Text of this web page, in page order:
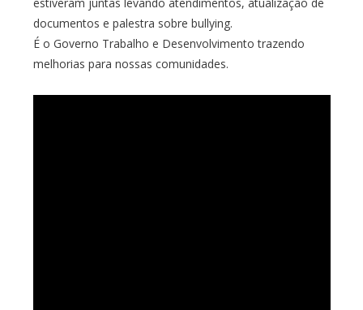
documentos e palestra sobre bullying.
É o Governo Trabalho e Desenvolvimento trazendo
melhorias para nossas comunidades.